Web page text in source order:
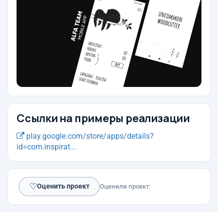
Ссылки на примеры реализации
play.google.com/store/apps/details?
id=com.inspirat...
♡Оценить проект Оценили проект: